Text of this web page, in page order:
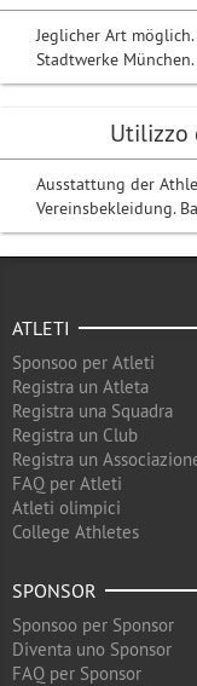
Jeglicher Art
Stadtwerke München.
Utilizzo
Ausstattung der
Vereinsbekleidung.
ATLETI
Sponsoo per Atleti
Registra un Atleta
Registra una Squadra
Registra un Club
Registra un
FAQ per Atleti
Atleti olimpici
College Athletes
SPONSOR
Sponsoo per Sponsor
Diventa uno Sponsor
FAQ per Sponsor